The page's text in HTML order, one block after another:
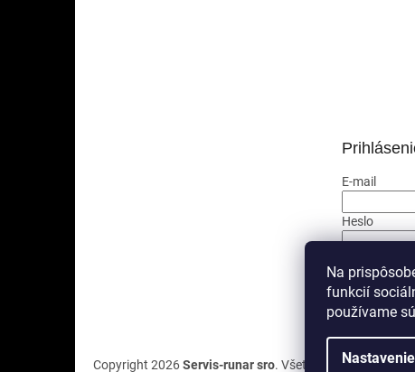
Na
funkcií
používame
Nastavenie
E-mail
Heslo
Nová
Copyright 2026Servis-runar sro. Všetky práva vyhradené.